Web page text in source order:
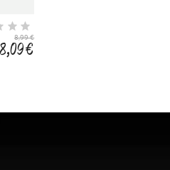
8,99 €
8,09 €